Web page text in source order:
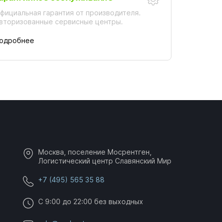
гарантия от производителя.
сервисные центры.
Москва, поселение Мосрентген,
Логистический центр Славянский Мир
+7 (495) 565 35 88
C 9:00 до 22:00 без выходных